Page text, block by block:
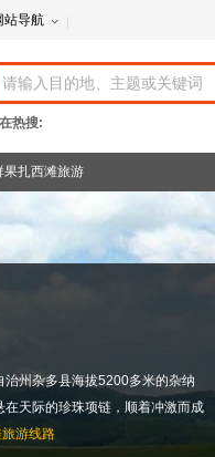
站导航
热搜:
果扎西滩旅游
州杂多县海拔5200多米的杂纳
天际的珍珠项链，顺着冲激而成
游线路